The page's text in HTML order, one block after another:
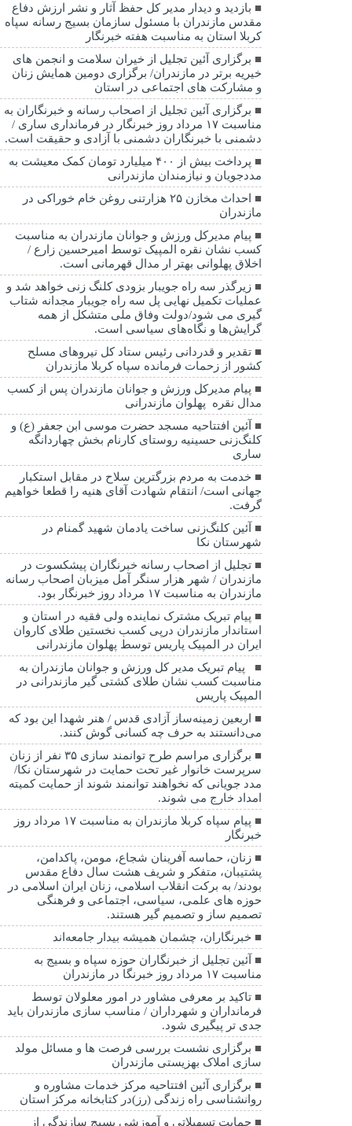
بازدید و دیدار مدیر کل حفظ آثار و نشر ارزش دفاع
مقدس مازندران با مسئول سازمان بسیج رسانه سپاه
کربلا استان به مناسبت هفته خبرنگار
برگزاری آئین تجلیل از خیران سلامت و انجمن های
خیریه برتر در مازندران/ برگزاری دومین همایش زنان
و مشارکت های اجتماعی در استان
برگزاری آئین تجلیل از اصحاب رسانه و خبرنگاران به
مناسبت ۱۷ مرداد روز خبرنگار در فرمانداری ساری /
دشمنی با خبرنگاران دشمنی با آزادی و حقیقت است.
پرداخت بیش از ۴۰۰ میلیارد تومان کمک معیشت به
مددجویان و نیازمندان مازندرانی
احداث مخازن ۲۵ هزارتنی روغن خام خوراکی در
مازندران
پیام مدیرکل ورزش و جوانان مازندران به مناسبت
کسب نشان نقره المپیک توسط امیرحسین زارع /
اخلاق پهلوانی بهتر ار مدال قهرمانی است.
زیرگذر سه راه جویبار بزودی کلنگ زنی خواهد شد و
عملیات تکمیل نهایی پل سه راه جویبار مجدانه شتاب
گیری می شود/دولت وفاق ملی متشکل از همه
گرایش‌ها و نگاه‌های سیاسی است.
تقدیر و قدردانی رئیس ستاد کل نیرو‌های مسلح
کشور از زحمات فرمانده سپاه کربلا مازندران
پیام مدیرکل ورزش و جوانان مازندران پس از کسب
مدال نقره پهلوان مازندرانی
آئین افتتاحیه مسجد حضرت موسی ابن جعفر (ع) و
کلنگ‌زنی حسینیه روستای کارنام بخش چهاردانگه
ساری
خدمت به مردم بزرگترین سلاح در مقابل استکبار
جهانی است/ انتقام شهادت آقای هنیه را قطعا خواهیم
گرفت.
آئین کلنگ‌زنی ساخت یادمان شهید گمنام در
شهرستان نکا
تجلیل از اصحاب رسانه خبرنگاران پیشکسوت در
مازندران / شهر هزار سنگر آمل میزبان اصحاب رسانه
مازندران به مناسبت ۱۷ مرداد روز خبرنگار بود.
پیام تبریک مشترک نماینده ولی فقیه در استان و
استاندار مازندران درپی کسب نخستین طلای کاروان
ایران در المپیک پاریس توسط پهلوان مازندرانی
‍ ‍ پیام تبریک مدیر کل ورزش و جوانان مازندران به
مناسبت کسب نشان طلای کشتی گیر مازندرانی در
المپیک پاریس
اربعین زمینه‌ساز آزادی قدس / هنر شهدا این بود که
می‌دانستند به حرف چه کسانی گوش کنند.
برگزاری مراسم طرح توانمند سازی ۳۵ نفر از زنان
سرپرست خانوار غیر تحت حمایت در شهرستان نکا/
مدد جویانی که نخواهند توانمند شوند از حمایت کمیته
امداد خارج می شوند.
پیام سپاه کربلا مازندران به مناسبت ۱۷ مرداد روز
خبرنگار
زنان، حماسه آفرینان شجاع، مومن، پاکدامن،
پشتیبان، متفکر و شریف هشت سال دفاع مقدس
بودند/ به برکت انقلاب اسلامی، زنان ایران اسلامی در
حوزه های علمی، سیاسی، اجتماعی و فرهنگی
تصمیم ساز و تصمیم گیر هستند.
خبرنگاران، چشمان همیشه بیدار جامعه‌اند
آئین تجلیل از خبرنگاران حوزه سپاه و بسیج به
مناسبت ۱۷ مرداد روز خبرنگا در مازندران
تاکید بر معرفی مشاور در امور معلولان توسط
فرمانداران و شهرداران / مناسب سازی مازندران باید
جدی تر پیگیری شود.
برگزاری نشست بررسی فرصت ها و مسائل مولد
سازی املاک بهزیستی مازندران
برگزاری آئین افتتاحیه مرکز خدمات مشاوره و
روانشناسی راه زندگی (رز)در کتابخانه مرکز استان
حمایت تسهیلاتی و آموزشی بسیج سازندگی از